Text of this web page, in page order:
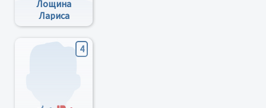
Лощина
Лариса
Вікторівна
4